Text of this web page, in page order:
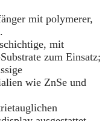
mit polymerer,
mit
zum Einsatz;
wie ZnSe und